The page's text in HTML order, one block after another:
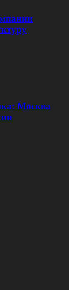
Москва